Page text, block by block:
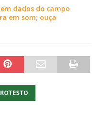
dados do campo
em som; ouça